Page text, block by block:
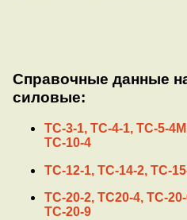
Справочные данные
силовые:
ТС-3-1, ТС-4-1, ТС-5-
ТС-10-4
ТС-12-1, ТС-14-2, ТС-
ТС-20-2, ТС20-4, ТС-
ТС-20-9